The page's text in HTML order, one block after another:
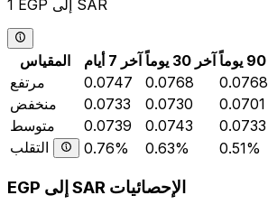
1 EGP إلى SAR
المقياس آخر 7 أيام آخر 30 يوماً
مرتفع
0.0747 0.0768
0.0768
منخفض
0.0733 0.0730
0.0701
متوسط
0.0739 0.0743
0.0733
التقلب
0.76% 0.63% 0.51%
EGP إلى SAR الإحصائيات